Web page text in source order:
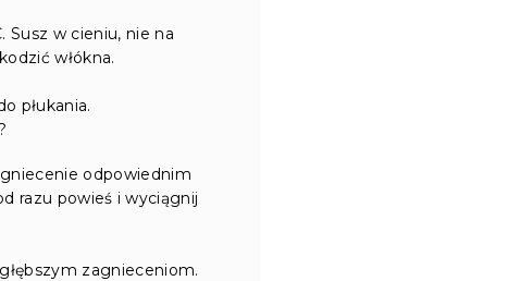
Susz w cieniu, nie na
włókna.
płukania.
odpowiednim
razu powieś i wyciągnij
zagnieceniom.